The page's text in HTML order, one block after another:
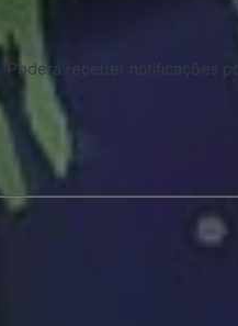
. Poderá receber notificações